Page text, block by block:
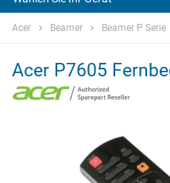
Acer Beamer Beamer P Serie
Acer P7605